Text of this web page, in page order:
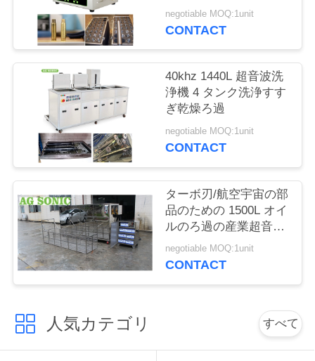
品
私
達
連
し
な
波クリーナー
negotiable MOQ:1unit
CONTACT
40khz 1440L 超音波洗
浄機 4 タンク洗浄すす
ぎ乾燥ろ過
negotiable MOQ:1unit
CONTACT
ターボ刃/航空宇宙の部
品のための 1500L オイ
ルのろ過の産業超音波
洗剤
negotiable MOQ:1unit
CONTACT
人気カテゴリ すべて